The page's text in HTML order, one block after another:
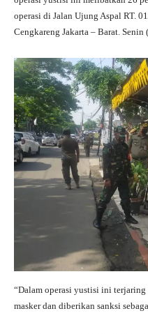
operasi di Jalan Ujung Aspal RT.
Cengkareng Jakarta – Barat.
“Dalam operasi yustisi ini
masker dan diberikan sanksi